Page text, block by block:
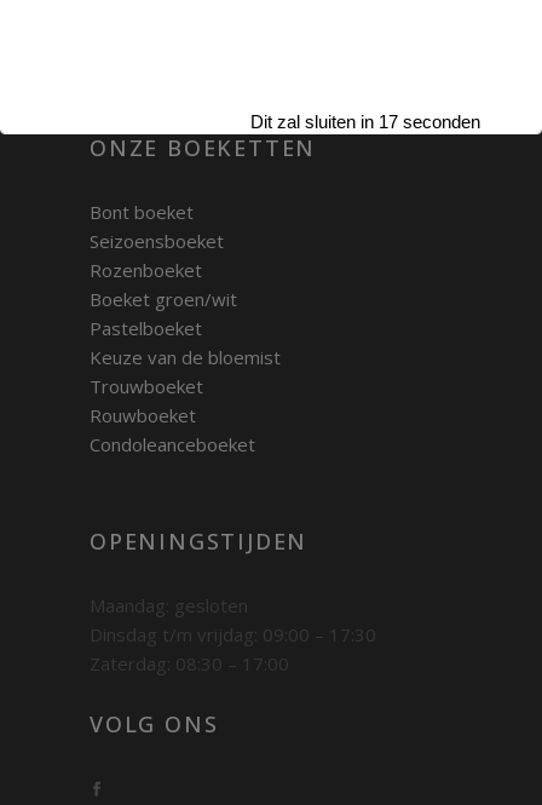
ONZE BOEKETTEN
Bont boeket
Seizoensboeket
Rozenboeket
Boeket groen/wit
Pastelboeket
Keuze van de bloemist
Trouwboeket
Rouwboeket
Condoleanceboeket
OPENINGSTIJDEN
Maandag: gesloten
Dinsdag t/m vrijdag: 09:00 – 17:30
Zaterdag: 08:30 – 17:00
VOLG ONS
Dit zal sluiten in 17 seconden